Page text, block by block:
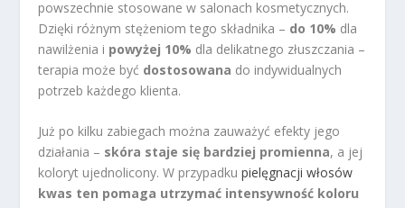
powszechnie stosowane w salonach kosmetycznych.
Dzięki różnym stężeniom tego składnika – do 10% dla
nawilżenia i powyżej 10% dla delikatnego złuszczania –
terapia może być dostosowana do indywidualnych
potrzeb każdego klienta.
Już po kilku zabiegach można zauważyć efekty jego
działania – skóra staje się bardziej promienna, a jej
koloryt ujednolicony. W przypadkupielęgnacji włosów
kwas ten pomaga utrzymać intensywność koloru